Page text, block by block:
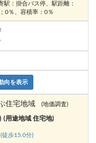
：掛合バス停、駅距離：
0％、容積率：0％
向を表示
住宅地域 (地価調査)
(用途地域 住宅地)
徒歩15.0分)